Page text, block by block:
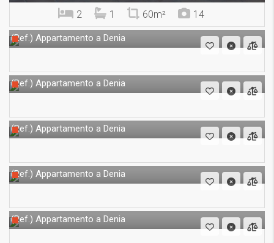
2 1 60m² 14
(Ref.) Appartamento a Denia
(Ref.) Appartamento a Denia
(Ref.) Appartamento a Denia
(Ref.) Appartamento a Denia
(Ref.) Appartamento a Denia